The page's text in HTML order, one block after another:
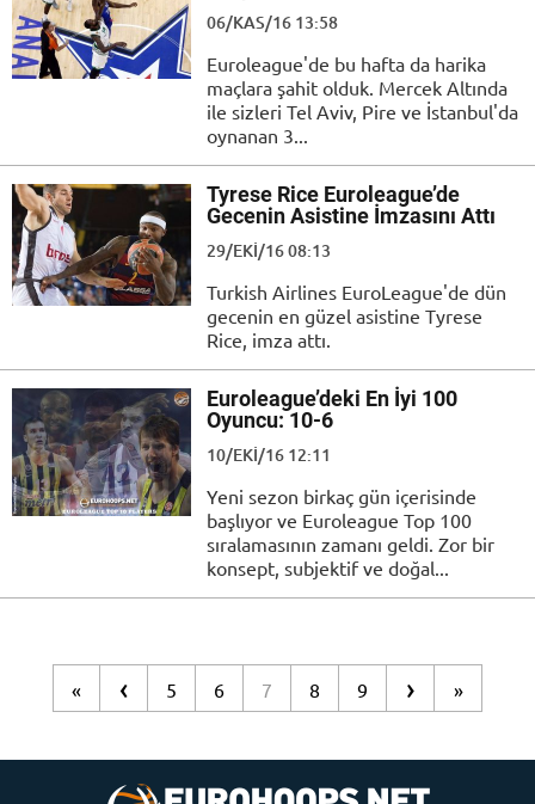
06/KAS/16 13:58
Euroleague'de bu hafta da harika
maçlara şahit olduk. Mercek Altında
ile sizleri Tel Aviv, Pire ve İstanbul'da
oynanan 3...
Tyrese Rice Euroleague’de
Gecenin Asistine İmzasını Attı
29/EKI/16 08:13
Turkish Airlines EuroLeague'de dün
gecenin en güzel asistine Tyrese
Rice, imza attı.
Euroleague’deki En İyi 100
Oyuncu: 10-6
10/EKI/16 12:11
Yeni sezon birkaç gün içerisinde
başlıyor ve Euroleague Top 100
sıralamasının zamanı geldi. Zor bir
konsept, subjektif ve doğal...
« ‹ 5 6 7 8 9 › »